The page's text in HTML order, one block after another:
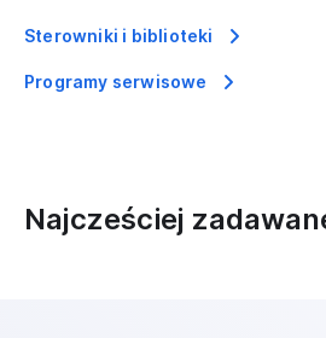
Najcześciej
Sterowniki i biblioteki
Programy serwisowe